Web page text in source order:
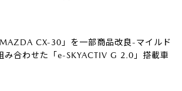
CX-30」を一部商品改良-マイルド
み合わせた「e-SKYACTIV G 2.0」搭載車